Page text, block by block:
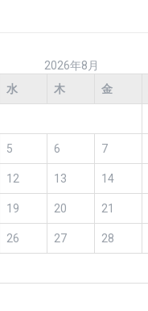
2026年8月
水 木 金
5 6 7
12 13 14
19 20 21
26 27 28